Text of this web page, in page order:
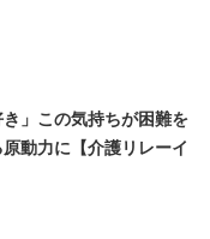
き」この気持ちが困難を
動力に【介護リレーイ